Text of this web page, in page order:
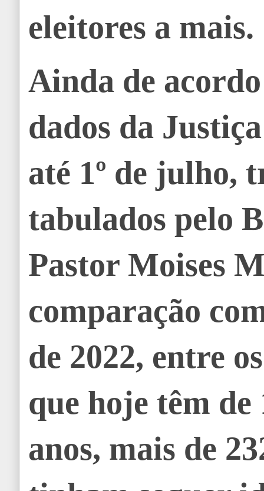
eleitores a mais.
Ainda de
dados da
até 1º de julho,
tabulados pelo
Pastor Moises
comparação
de 2022, entre
que hoje têm de
anos, mais de